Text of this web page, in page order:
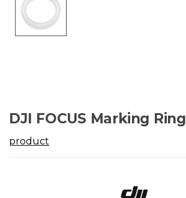
DJI FOCUS Marking Ring
product